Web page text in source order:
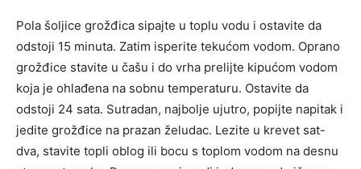
Pola šoljice grožđica sipajte u toplu vodu i ostavite da
odstoji 15 minuta. Zatim isperite tekućom vodom. Oprano
grožđice stavite u čašu i do vrha prelijte kipućom vodom
koja je ohlađena na sobnu temperaturu. Ostavite da
odstoji 24 sata. Sutradan, najbolje ujutro, popijte napitak i
jedite grožđice na prazan želudac. Lezite u krevet sat-
dva, stavite topli oblog ili bocu s toplom vodom na desnu